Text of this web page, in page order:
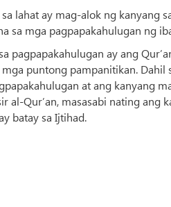
lahat ay mag-alok ng kanyang
sa mga pagpapakahulugan ng
pagpapakahulugan ay ang
puntong pampanitikan.
at ang kanyang
al-Qur’an, masasabi nating ang
batay sa Ijtihad.